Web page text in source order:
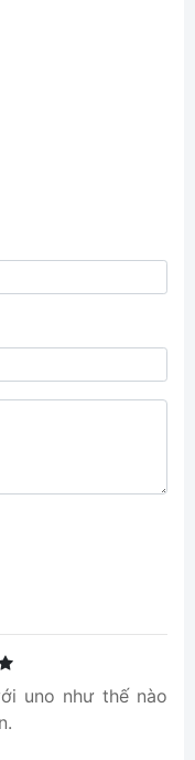
uno như thế nào